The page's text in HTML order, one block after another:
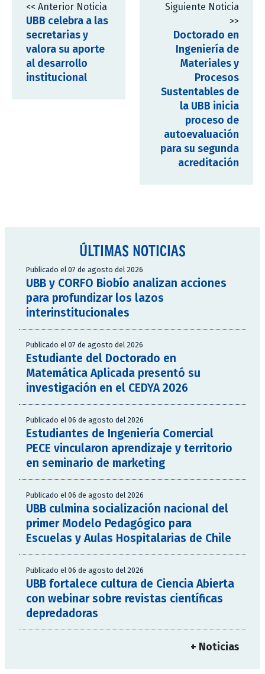
<< Anterior Noticia
UBB celebra a las
secretarias y
valora su aporte
al desarrollo
institucional
Siguiente Noticia
>>
Doctorado en
Ingeniería de
Materiales y
Procesos
Sustentables de
la UBB inicia
proceso de
autoevaluación
para su segunda
acreditación
ÚLTIMAS NOTICIAS
Publicado el 07 de agosto del 2026
UBB y CORFO Biobío analizan acciones
para profundizar los lazos
interinstitucionales
Publicado el 07 de agosto del 2026
Estudiante del Doctorado en
Matemática Aplicada presentó su
investigación en el CEDYA 2026
Publicado el 06 de agosto del 2026
Estudiantes de Ingeniería Comercial
PECE vincularon aprendizaje y territorio
en seminario de marketing
Publicado el 06 de agosto del 2026
UBB culmina socialización nacional del
primer Modelo Pedagógico para
Escuelas y Aulas Hospitalarias de Chile
Publicado el 06 de agosto del 2026
UBB fortalece cultura de Ciencia Abierta
con webinar sobre revistas científicas
depredadoras
+ Noticias